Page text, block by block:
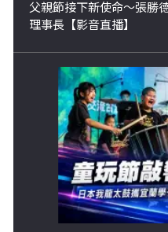
父親節接下新使命～張勝
理事長【影音直播】